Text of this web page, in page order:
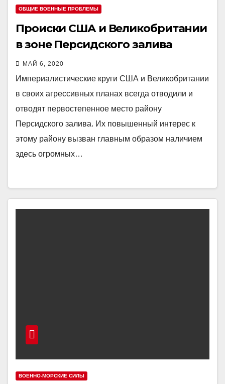
ОБЩИЕ ВОЕННЫЕ ПРОБЛЕМЫ
Происки США и Великобритании
в зоне Персидского залива
МАЙ 6, 2020
Империалистические круги США и Великобритании
в своих агрессивных планах всегда отводили и
отводят первостепенное место району
Персидского залива. Их повышенный интерес к
этому району вызван главным образом наличием
здесь огромных…
ВОЕННО-МОРСКИЕ СИЛЫ